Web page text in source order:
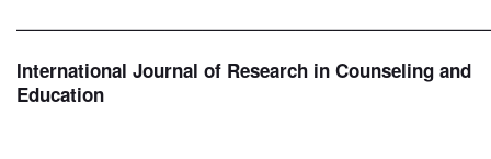
International Journal of Research in Counseling and
Education